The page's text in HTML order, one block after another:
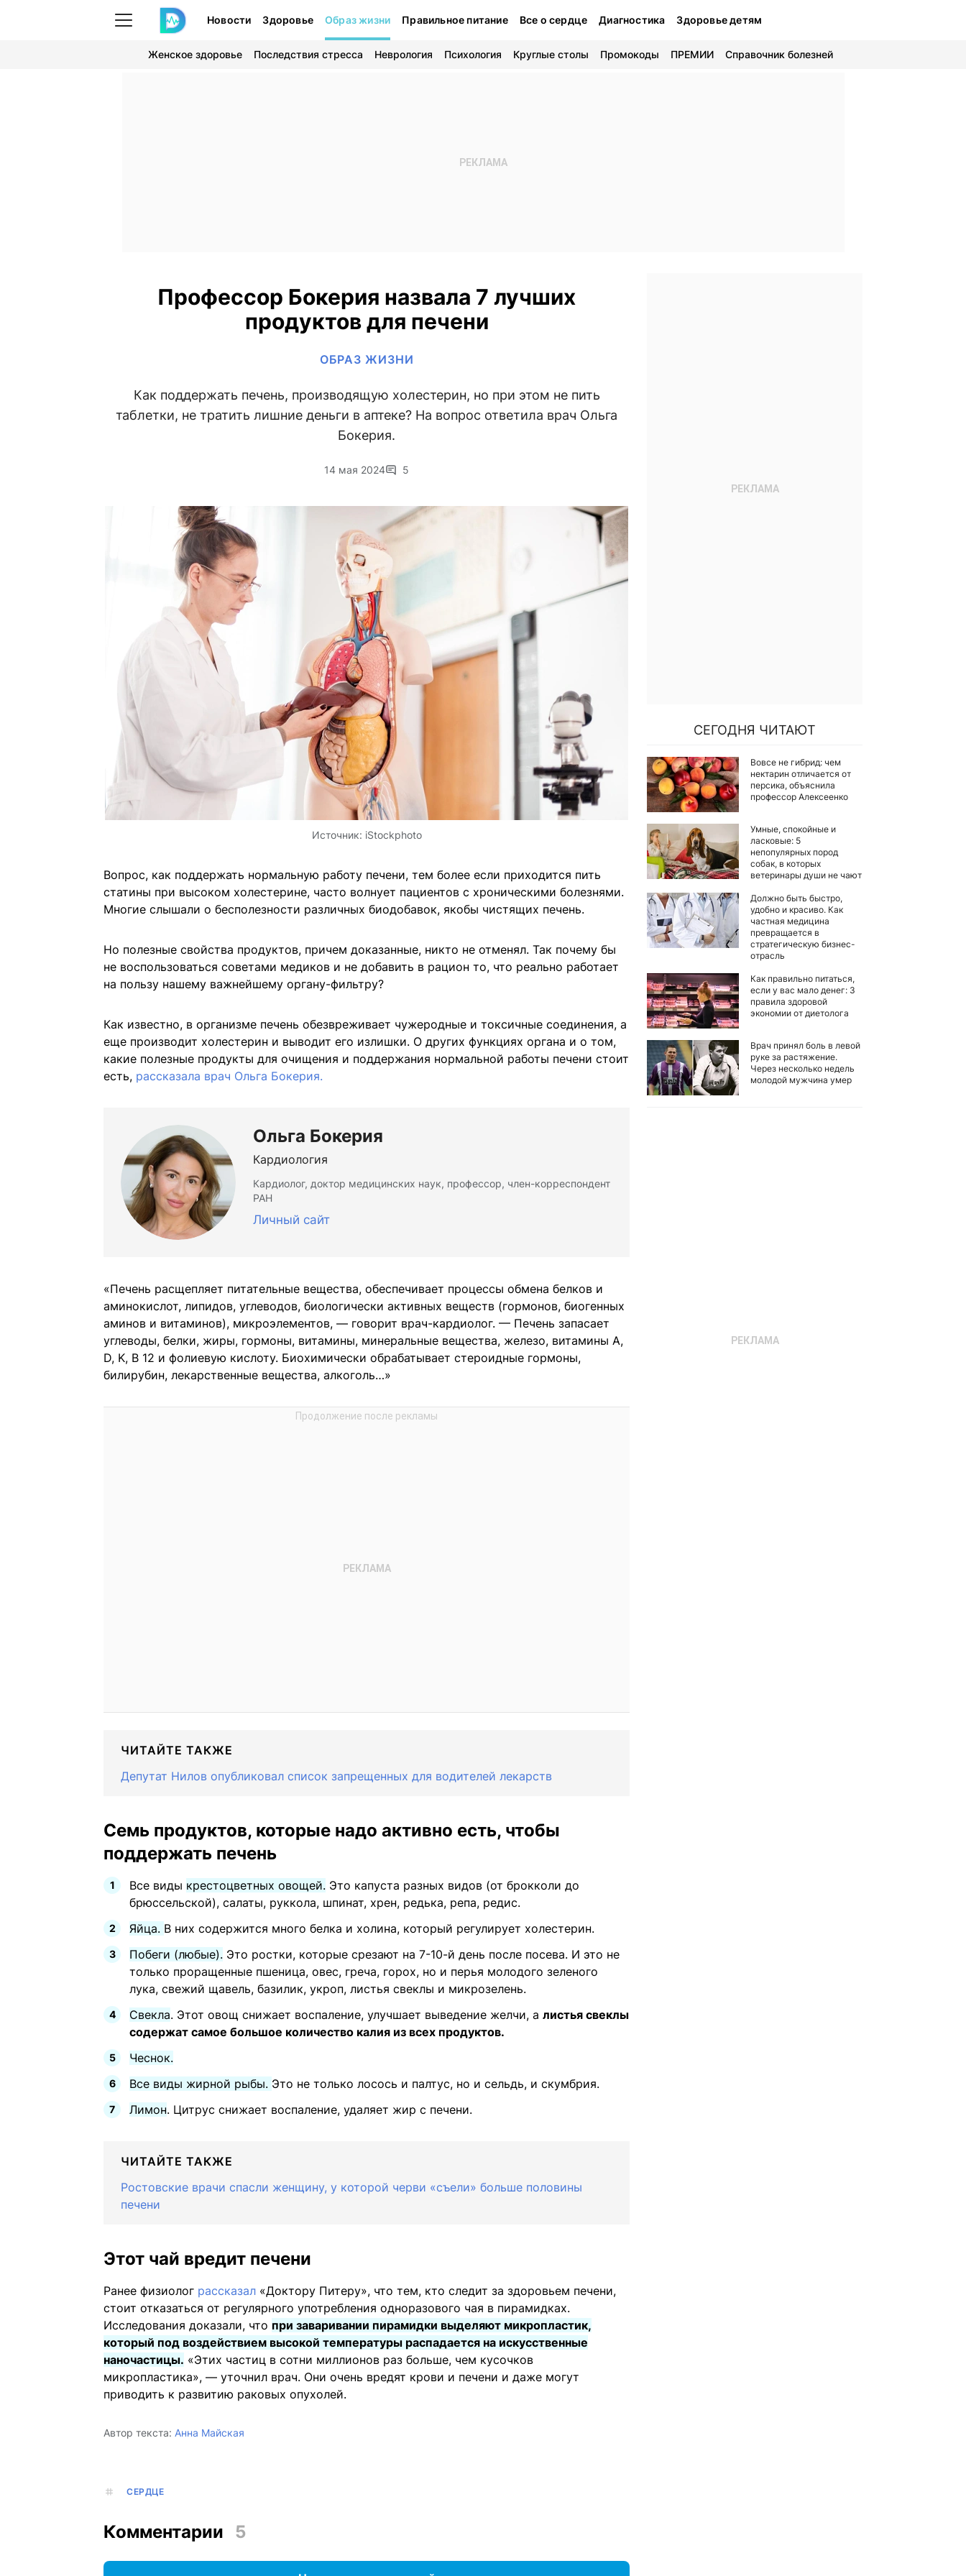
Новости Здоровье Образ жизни Правильное питание Все о сердце Диагностика Здоровье детям
Женское здоровье Последствия стресса Неврология Психология Круглые столы Промокоды ПРЕМИИ Справочник болезней
Профессор Бокерия назвала 7 лучших
продуктов для печени
ОБРАЗ ЖИЗНИ
Как поддержать печень, производящую холестерин, но при этом не пить
таблетки, не тратить лишние деньги в аптеке? На вопрос ответила врач Ольга
Бокерия.
14 мая 2024 5
Источник: iStockphoto
Вопрос, как поддержать нормальную работу печени, тем более если приходится пить
статины при высоком холестерине, часто волнует пациентов с хроническими болезнями.
Многие слышали о бесполезности различных биодобавок, якобы чистящих печень.
Но полезные свойства продуктов, причем доказанные, никто не отменял. Так почему бы
не воспользоваться советами медиков и не добавить в рацион то, что реально работает
на пользу нашему важнейшему органу-фильтру?
Как известно, в организме печень обезвреживает чужеродные и токсичные соединения, а
еще производит холестерин и выводит его излишки. О других функциях органа и о том,
какие полезные продукты для очищения и поддержания нормальной работы печени стоит
есть, рассказала врач Ольга Бокерия.
Ольга Бокерия
Кардиология
Кардиолог, доктор медицинских наук, профессор, член-корреспондент
РАН
Личный сайт
«Печень расщепляет питательные вещества, обеспечивает процессы обмена белков и
аминокислот, липидов, углеводов, биологически активных веществ (гормонов, биогенных
аминов и витаминов), микроэлементов, — говорит врач-кардиолог. — Печень запасает
углеводы, белки, жиры, гормоны, витамины, минеральные вещества, железо, витамины A,
D, K, B 12 и фолиевую кислоту. Биохимически обрабатывает стероидные гормоны,
билирубин, лекарственные вещества, алкоголь…»⠀
ЧИТАЙТЕ ТАКЖЕ
Депутат Нилов опубликовал список запрещенных для водителей лекарств
Семь продуктов, которые надо активно есть, чтобы
поддержать печень
Все виды крестоцветных овощей. Это капуста разных видов (от брокколи до
брюссельской), салаты, руккола, шпинат, хрен, редька, репа, редис. ⠀
Яйца. В них содержится много белка и холина, который регулирует холестерин.
Побеги (любые). Это ростки, которые срезают на 7-10-й день после посева. И это не
только проращенные пшеница, овес, греча, горох, но и перья молодого зеленого
лука, свежий щавель, базилик, укроп, листья свеклы и микрозелень.
Свекла. Этот овощ снижает воспаление, улучшает выведение желчи, а листья свеклы
содержат самое большое количество калия из всех продуктов.
Чеснок.
Все виды жирной рыбы. Это не только лосось и палтус, но и сельдь, и скумбрия.
Лимон. Цитрус снижает воспаление, удаляет жир с печени.
ЧИТАЙТЕ ТАКЖЕ
Ростовские врачи спасли женщину, у которой черви «съели» больше половины
печени
Этот чай вредит печени
Ранее физиолог рассказал «Доктору Питеру», что тем, кто следит за здоровьем печени,
стоит отказаться от регулярного употребления одноразового чая в пирамидках.
Исследования доказали, что при заваривании пирамидки выделяют микропластик,
который под воздействием высокой температуры распадается на искусственные
наночастицы. «Этих частиц в сотни миллионов раз больше, чем кусочков
микропластика», — уточнил врач. Они очень вредят крови и печени и даже могут
приводить к развитию раковых опухолей.
Автор текста: Анна Майская
СЕРДЦЕ
СЕГОДНЯ ЧИТАЮТ
Вовсе не гибрид: чем
нектарин отличается от
персика, объяснила
профессор Алексеенко
Умные, спокойные и
ласковые: 5
непопулярных пород
собак, в которых
ветеринары души не чают
Должно быть быстро,
удобно и красиво. Как
частная медицина
превращается в
стратегическую бизнес-
отрасль
Как правильно питаться,
если у вас мало денег: 3
правила здоровой
экономии от диетолога
Врач принял боль в левой
руке за растяжение.
Через несколько недель
молодой мужчина умер
Комментарии 5